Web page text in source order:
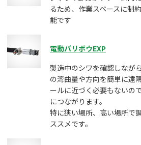
るため、作業スペースに制
能です
電動バリボウEXP
製造中のシワを確認しなが
の湾曲量や方向を簡単に遠
ールに近づく必要もないの
につながります。
特に狭い場所、高い場所で
ススメです。